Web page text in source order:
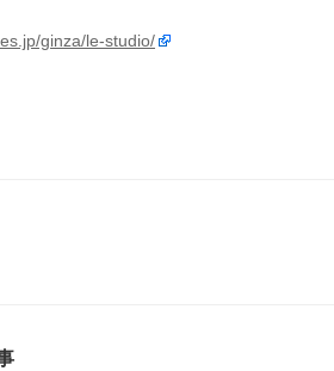
ginza/le-studio/